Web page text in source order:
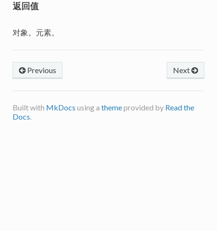
返回值
对象。元素。
Next
Previous
Built with MkDocs using a themeprovided by Read the
Docs